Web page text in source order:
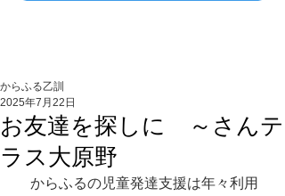
お友達を探しに ～さんテ
ラス大原野
からふる乙訓
2025年7月22日
からふるの児童発達支援は年々利用